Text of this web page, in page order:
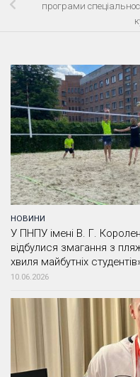
програми
НОВИНИ
У ПНПУ імені В. Г.
відбулися змагання з
хвиля майбутніх
10.06.2026